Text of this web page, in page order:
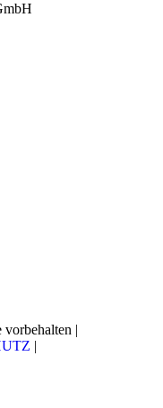
vorbehalten |
|